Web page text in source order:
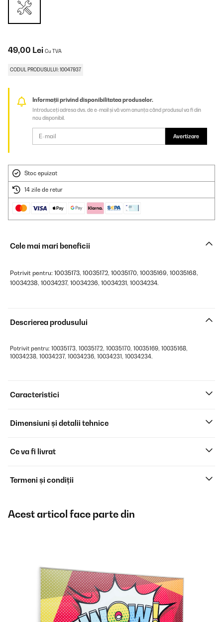
49,00 Lei Cu TVA
CODUL PRODUSULUI: 10047937
Informații privind disponibilitatea produselor.
Introduceți adresa dvs. de e-mail și vă vom anunța când produsul va fi din
nou disponibil.
Avertizare
Stoc epuizat
14 zile de retur
Cele mai mari beneficii
Potrivit pentru: 10035173, 10035172, 10035170, 10035169, 10035168,
10034238, 10034237, 10034236, 10034231, 10034234.
Descrierea produsului
Potrivit pentru: 10035173, 10035172, 10035170, 10035169, 10035168,
10034238, 10034237, 10034236, 10034231, 10034234.
Caracteristici
Dimensiuni și detalii tehnice
Ce va fi livrat
Termeni și condiții
Acest articol face parte din